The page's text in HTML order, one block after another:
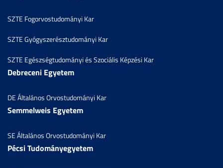
SZTE Fogorvostudományi Kar
SZTE Gyógyszerésztudományi Kar
SZTE Egészségtudományi és Szociális Képzési Kar
Debreceni Egyetem
DE Általános Orvostudományi Kar
Semmelweis Egyetem
SE Általános Orvostudományi Kar
Pécsi Tudományegyetem